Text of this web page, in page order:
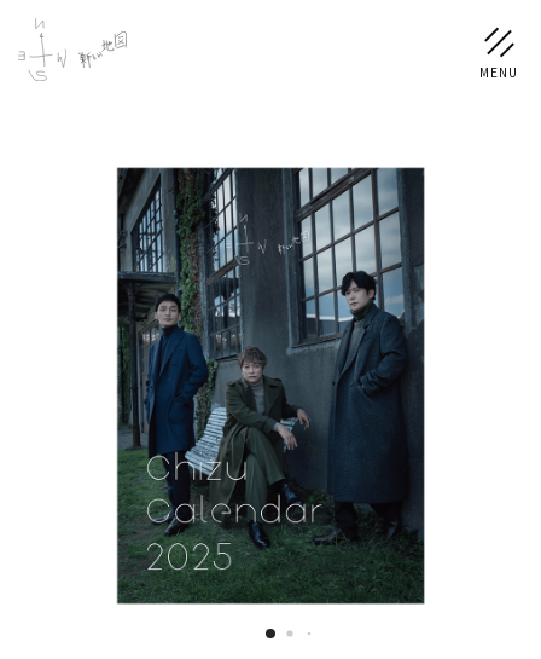
NEWS
SCHEDULE
PROFILE
稲垣 吾郎 草彅 剛 香取 慎吾
DISCOGRAPHY
CHIZUSHOP
NAKAMA入会